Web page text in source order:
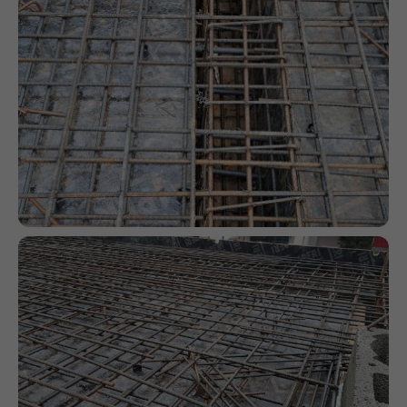
działała jak
najlepiej podczas
twojego przejścia
na nią. Jeśli
odrzucisz te pliki
cookie, niektóre
funkcje znikną ze
strony
internetowej.
Marketing
Udostępniając
swoje
zainteresowania i
zachowania
podczas
odwiedzania naszej
strony, zwiększasz
szansę na
zobaczenie
spersonalizowanych
treści i ofert.